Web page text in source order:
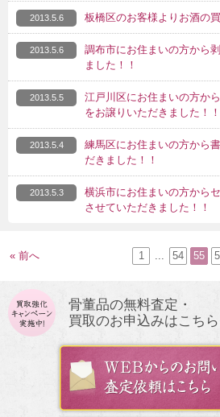
2013.5.6 板橋区のお客様よりお酒の
2013.5.6
調布市にお住まいの方から
ました！！
2013.5.5
江戸川区にお住まいの方か
をお譲りいただきました！！
2013.5.4
練馬区にお住まいの方から
だきました！！
2013.5.3
横浜市にお住まいの方から
させていただきました！！
« 前へ 1 ... 54 55
骨董品の無料査定・
買取のお申込みはこちら